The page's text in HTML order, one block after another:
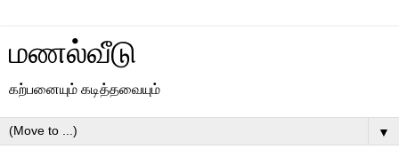
மணல்வீடு
கற்பனையும் கடித்தவையும்
▼